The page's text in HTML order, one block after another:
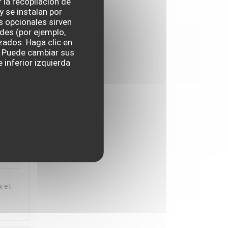
se instalan por
opcionales sirven
(por ejemplo,
Haga clic en
cambiar sus
inferior izquierda
et
et